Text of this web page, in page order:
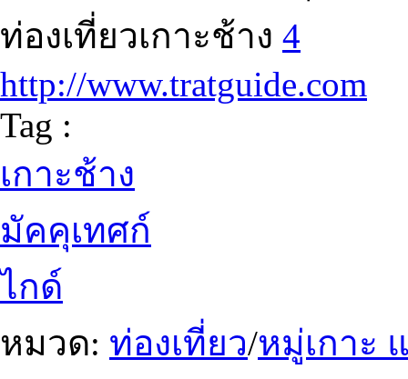
ท่องเที่ยวเกาะช้าง 4
http://www.tratguide.com
Tag :
เกาะช้าง
มัคคุเทศก์
ไกด์
หมวด: ท่องเที่ยว/หมู่เกาะ